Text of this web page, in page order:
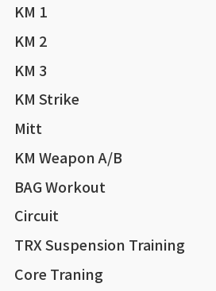
KM 1
KM 2
KM 3
KM Strike
Mitt
KM Weapon A/B
BAG Workout
Circuit
TRX Suspension Training
Core Traning